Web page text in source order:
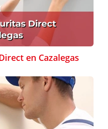
en Cazalegas